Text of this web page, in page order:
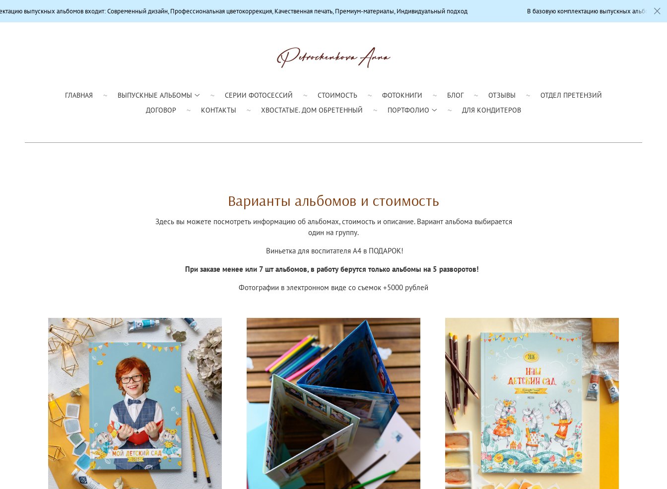
ГЛАВНАЯ ВЫПУСКНЫЕ АЛЬБОМЫ СЕРИИ ФОТОСЕССИЙ СТОИМОСТЬ ФОТОКНИГИ БЛОГ ОТЗЫВЫ
ОТДЕЛ ПРЕТЕНЗИЙ
ДОГОВОР
КОНТАКТЫ ХВОСТАТЫЕ. ДОМ ОБРЕТЕННЫЙ ПОРТФОЛИО ДЛЯ КОНДИТЕРОВ
Варианты альбомов и стоимость
Здесь вы можете посмотреть информацию об альбомах, стоимость и описание. Вариант альбома выбирается
один на группу.
Виньетка для воспитателя А4 в ПОДАРОК!
При заказе менее или 7 шт альбомов, в работу берутся только альбомы на 5 разворотов!
Фотографии в электронном виде со съемок +5000 рублей
выпускных альбомов входит: Современный дизайн, Профессиональная цветокоррекция, Качественная печать, Премиум-материалы, Индивидуальный подход В базовую комплектацию выпускных альбомов